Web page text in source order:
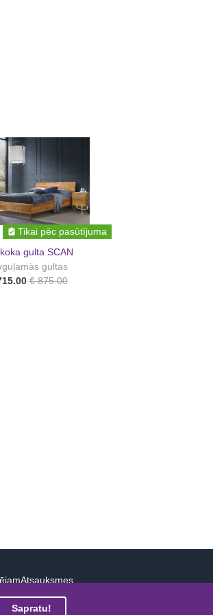
Tikai pēc pasūtījuma
gulta SCAN
gultas
€ 875.00
Atsauksmes
Sapratu!